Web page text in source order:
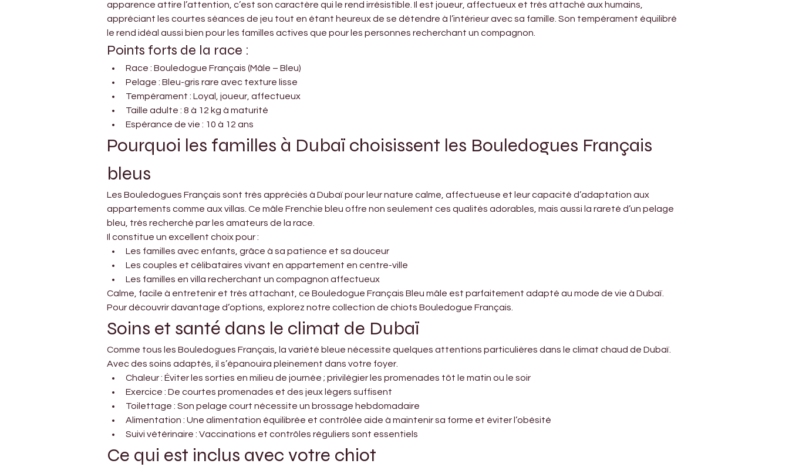
apparence attire l’attention, c’est son caractère qui le rend irrésistible. Il est joueur, affectueux et très attaché aux humains,
appréciant les courtes séances de jeu tout en étant heureux de se détendre à l’intérieur avec sa famille. Son tempérament équilibré
le rend idéal aussi bien pour les familles actives que pour les personnes recherchant un compagnon.
Points forts de la race :
Race : Bouledogue Français (Mâle – Bleu)
Pelage : Bleu-gris rare avec texture lisse
Tempérament : Loyal, joueur, affectueux
Taille adulte : 8 à 12 kg à maturité
Espérance de vie : 10 à 12 ans
Pourquoi les familles à Dubaï choisissent les Bouledogues Français
bleus
Les Bouledogues Français sont très appréciés à Dubaï pour leur nature calme, affectueuse et leur capacité d’adaptation aux
appartements comme aux villas. Ce mâle Frenchie bleu offre non seulement ces qualités adorables, mais aussi la rareté d’un pelage
bleu, très recherché par les amateurs de la race.
Il constitue un excellent choix pour :
Les familles avec enfants, grâce à sa patience et sa douceur
Les couples et célibataires vivant en appartement en centre-ville
Les familles en villa recherchant un compagnon affectueux
Calme, facile à entretenir et très attachant, ce Bouledogue Français Bleu mâle est parfaitement adapté au mode de vie à Dubaï.
Pour découvrir davantage d’options, explorez notre collection de chiots Bouledogue Français.
Soins et santé dans le climat de Dubaï
Comme tous les Bouledogues Français, la variété bleue nécessite quelques attentions particulières dans le climat chaud de Dubaï.
Avec des soins adaptés, il s’épanouira pleinement dans votre foyer.
Chaleur : Éviter les sorties en milieu de journée ; privilégier les promenades tôt le matin ou le soir
Exercice : De courtes promenades et des jeux légers suffisent
Toilettage : Son pelage court nécessite un brossage hebdomadaire
Alimentation : Une alimentation équilibrée et contrôlée aide à maintenir sa forme et éviter l’obésité
Suivi vétérinaire : Vaccinations et contrôles réguliers sont essentiels
Ce qui est inclus avec votre chiot